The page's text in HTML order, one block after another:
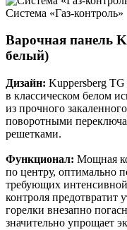
Система «Газ-контроль»
Варочная панель
белый)
Дизайн: Kuppersberg
в классическом белом
из прочного
поворотными
решетками.
Функционал: Мощная
по центру, оптимально
требующих
контроля предотвратит
горелки внезапно
значительно упрощает